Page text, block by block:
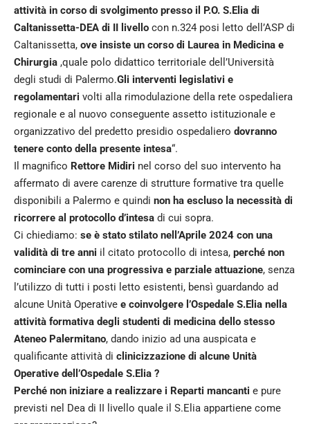
attività in corso di svolgimento presso il P.O. S.Elia di
Caltanissetta-DEA di II livello con n.324 posi letto dell’ASP di
Caltanissetta, ove insiste un corso di Laurea in Medicina e
Chirurgia ,quale polo didattico territoriale dell’Università
degli studi di Palermo.Gli interventi legislativi e
regolamentari volti alla rimodulazione della rete ospedaliera
regionale e al nuovo conseguente assetto istituzionale e
organizzativo del predetto presidio ospedaliero dovranno
tenere conto della presente intesa“.
Il magnifico Rettore Midiri nel corso del suo intervento ha
affermato di avere carenze di strutture formative tra quelle
disponibili a Palermo e quindi non ha escluso la necessità di
ricorrere al protocollo d’intesa di cui sopra.
Ci chiediamo: se è stato stilato nell’Aprile 2024 con una
validità di tre anni il citato protocollo di intesa, perché non
cominciare con una progressiva e parziale attuazione, senza
l’utilizzo di tutti i posti letto esistenti, bensì guardando ad
alcune Unità Operative e coinvolgere l’Ospedale S.Elia nella
attività formativa degli studenti di medicina dello stesso
Ateneo Palermitano, dando inizio ad una auspicata e
qualificante attività di clinicizzazione di alcune Unità
Operative dell’Ospedale S.Elia ?
Perché non iniziare a realizzare i Reparti mancanti e pure
previsti nel Dea di II livello quale il S.Elia appartiene come